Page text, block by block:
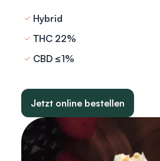
Hybrid
THC 22%
CBD ≤1%
Jetzt online bestellen